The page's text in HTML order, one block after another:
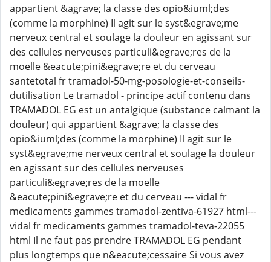
appartient &agrave; la classe des opio&iuml;des
(comme la morphine) Il agit sur le syst&egrave;me
nerveux central et soulage la douleur en agissant sur
des cellules nerveuses particuli&egrave;res de la
moelle &eacute;pini&egrave;re et du cerveau
santetotal fr tramadol-50-mg-posologie-et-conseils-
dutilisation Le tramadol - principe actif contenu dans
TRAMADOL EG est un antalgique (substance calmant la
douleur) qui appartient &agrave; la classe des
opio&iuml;des (comme la morphine) Il agit sur le
syst&egrave;me nerveux central et soulage la douleur
en agissant sur des cellules nerveuses
particuli&egrave;res de la moelle
&eacute;pini&egrave;re et du cerveau --- vidal fr
medicaments gammes tramadol-zentiva-61927 html---
vidal fr medicaments gammes tramadol-teva-22055
html Il ne faut pas prendre TRAMADOL EG pendant
plus longtemps que n&eacute;cessaire Si vous avez